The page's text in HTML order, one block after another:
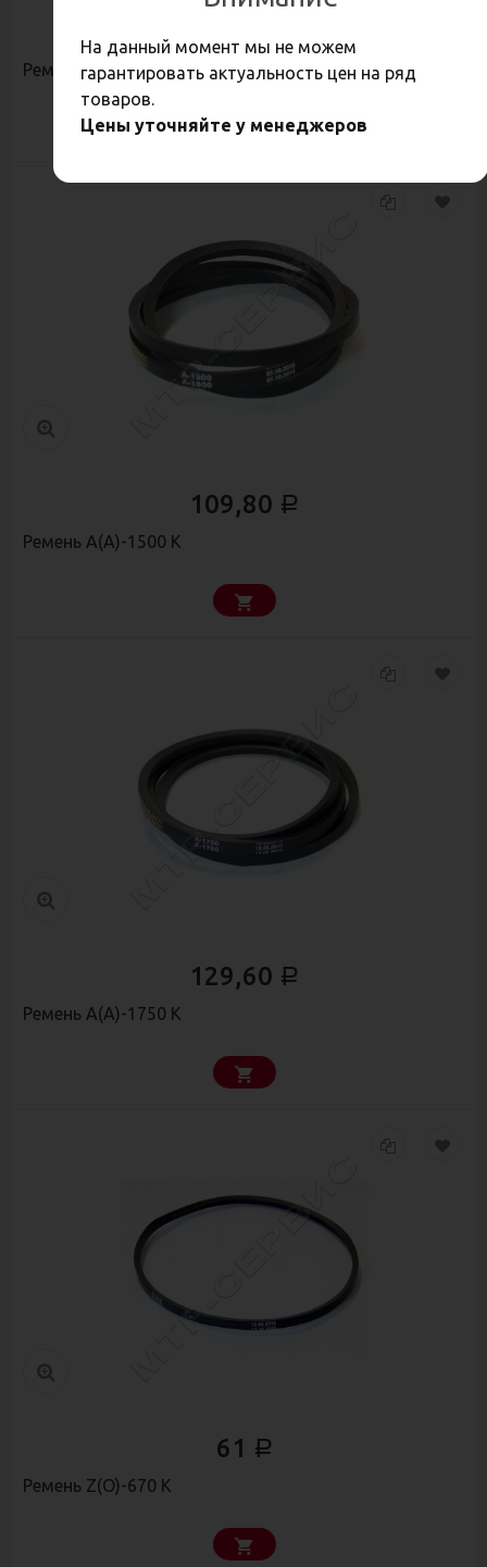
Ремень Z(О)-500 К
109,80 Р
Ремень А(А)-1500 К
129,60 Р
Ремень А(А)-1750 К
61 Р
Ремень Z(О)-670 К
На данный момент мы не можем
гарантировать актуальность цен на ряд
товаров.
Цены уточняйте у менеджеров